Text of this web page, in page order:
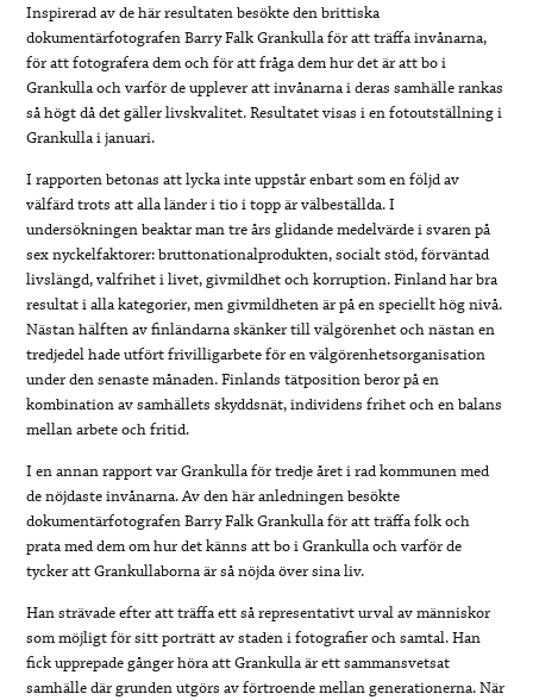
Inspirerad av de här resultaten besökte den brittiska
dokumentärfotografen Barry Falk Grankulla för att träffa invånarna,
för att fotografera dem och för att fråga dem hur det är att bo i
Grankulla och varför de upplever att invånarna i deras samhälle rankas
så högt då det gäller livskvalitet. Resultatet visas i en fotoutställning i
Grankulla i januari.
I rapporten betonas att lycka inte uppstår enbart som en följd av
välfärd trots att alla länder i tio i topp är välbeställda. I
undersökningen beaktar man tre års glidande medelvärde i svaren på
sex nyckelfaktorer: bruttonationalprodukten, socialt stöd, förväntad
livslängd, valfrihet i livet, givmildhet och korruption. Finland har bra
resultat i alla kategorier, men givmildheten är på en speciellt hög nivå.
Nästan hälften av finländarna skänker till välgörenhet och nästan en
tredjedel hade utfört frivilligarbete för en välgörenhetsorganisation
under den senaste månaden. Finlands tätposition beror på en
kombination av samhällets skyddsnät, individens frihet och en balans
mellan arbete och fritid.
I en annan rapport var Grankulla för tredje året i rad kommunen med
de nöjdaste invånarna. Av den här anledningen besökte
dokumentärfotografen Barry Falk Grankulla för att träffa folk och
prata med dem om hur det känns att bo i Grankulla och varför de
tycker att Grankullaborna är så nöjda över sina liv.
Han strävade efter att träffa ett så representativt urval av människor
som möjligt för sitt porträtt av staden i fotografier och samtal. Han
fick upprepade gånger höra att Grankulla är ett sammansvetsat
samhälle där grunden utgörs av förtroende mellan generationerna. När